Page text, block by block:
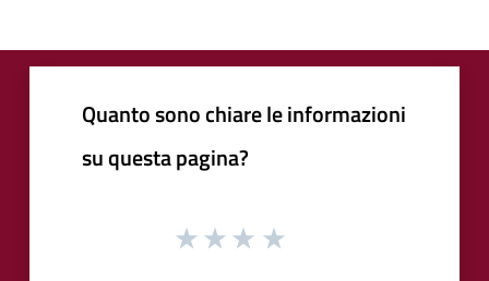
Quanto sono chiare le informazioni
su questa pagina?